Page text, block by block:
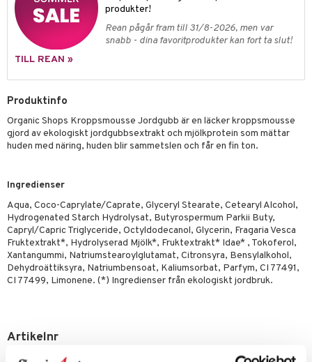
produkter!
Rean pågår fram till 31/8-2026, men var
snabb - dina favoritprodukter kan fort ta slut!
TILL REAN »
Produktinfo
Organic Shops Kroppsmousse Jordgubb är en läcker kroppsmousse
gjord av ekologiskt jordgubbsextrakt och mjölkprotein som mättar
huden med näring, huden blir sammetslen och får en fin ton.
Ingredienser
Aqua, Coco-Caprylate/Caprate, Glyceryl Stearate, Cetearyl Alcohol,
Hydrogenated Starch Hydrolysat, Butyrospermum Parkii Buty,
Capryl/Capric Triglyceride, Octyldodecanol, Glycerin, Fragaria Vesca
Fruktextrakt*, Hydrolyserad Mjölk*, Fruktextrakt* Idae* , Tokoferol,
Xantangummi, Natriumstearoylglutamat, Citronsyra, Bensylalkohol,
Dehydroättiksyra, Natriumbensoat, Kaliumsorbat, Parfym, CI 77491,
CI 77499, Limonene. (*) Ingredienser från ekologiskt jordbruk.
Artikelnr
HTAGC-QJ-250
fot
dusch & tvål
oljor